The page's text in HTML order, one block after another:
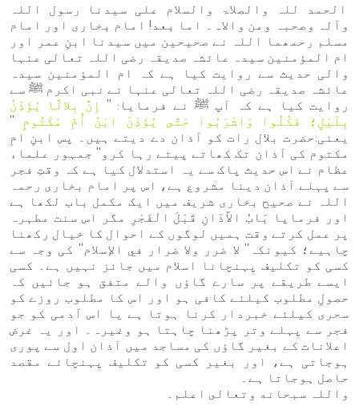
الحمد للہ والصلاۃ والسلام علی سیدنا رسول اللہ
وآلہ وصحبہ ومن والاہ۔ اما بعد! امام بخاری اور امام
مسلم رحمھما اللہ نے صحیحین میں سیدنا ابنِ عمر اور
ام المؤمنین سیدہ عائشہ صدیقہ رضی اللہ تعالی عنہا
والی حدیث سے روایت کیا ہے کہ ام المؤمنین سیدہ
عائشہ صدیقہ رضی اللہ تعالی عنہا نے نبی اکرم ﷺ سے
روایت کیا ہے کہ آپ ﷺ نے فرمایا: '' إِنَّ بِلالًا يُؤَذِّنُ
بِلَيْلٍ؛ فَكُلُوا وَاشْرَبُوا حَتَّى يُؤَذِّنَ ابْنُ أُمِّ مَكْتُومٍ
''
یعنی:حضرت بلال رات کو آذان دے دیتے ہیں۔ پس ابنِ امِ
مکتوم کی آذان تک کھاتے پیتے رہا کرو'' جمہور علماء
عظام نے اس حدیث پاک سے یہ استدلال کیا ہے کہ وقتِ فجر
سے پہلے آذان دینا مشروع ہے، اس پر امام بخاری رحمہ
اللہ نے صحیح بخاری شریف میں ایک مکمل باب لکھا ہے
اور فرمایا بَابُ الأَذَانِ قَبْلَ الْفَجْرِ مگر اس سنت مطہرہ
پر عمل کرتے وقت ہمیں لوگوں کے احوال کا خیال رکھنا
چاہیے؛ کیونکہ'' لا ضرر ولا ضرار في الإسلام'' کی وجہ سے
کسی کو تکلیف پہنچانا اسلام میں جائز نہیں ہے۔ کسی
ایسے طریقے پر سارے گاؤں والے متفق ہو جائیں کہ
حصولِ مطلوب کیلئے کافی ہو اور اس کا مطلوب روزے کو
سحری کیلئے خبردار کرنا ہوتا ہے یا اس آدمی کو جو
فجر سے پہلے وتر پڑھنا چاہتا ہو وغیرہ۔ اور یہ غرض
اعلانات کے بغیر گاؤں کی مساجد میں آذان اول سے پوری
ہوجاتی ہے، اور بغیر کسی کو تکلیف پہنچائے مقصد
حاصل ہوجاتا ہے۔
واللہ سبحانه وتعالى اعلم۔